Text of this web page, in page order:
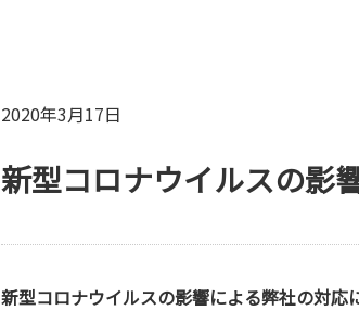
2020年3月17日
新型コロナウイルスの影
新型コロナウイルスの影響による弊社の対応